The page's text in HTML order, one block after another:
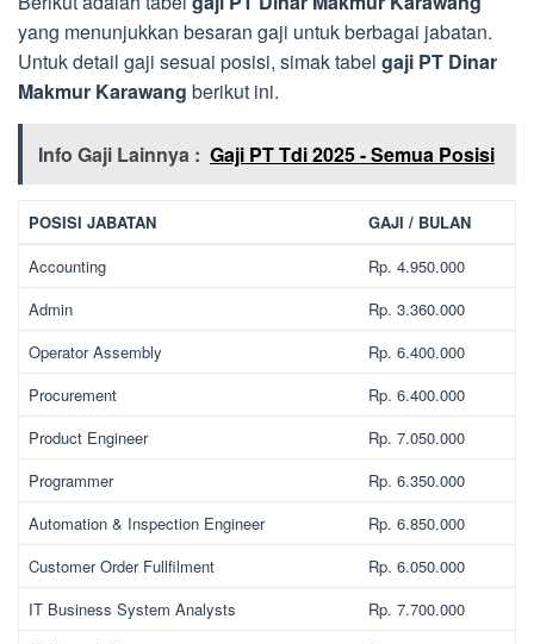
yang menunjukkan besaran gaji untuk berbagai jabatan.
Untuk detail gaji sesuai posisi, simak tabel gaji PT Dinar
Makmur Karawang berikut ini.
Info Gaji Lainnya : Gaji PT Tdi 2025 - Semua Posisi
POSISI JABATAN
GAJI / BULAN
Accounting
Rp. 4.950.000
Admin
Rp. 3.360.000
Operator Assembly
Rp. 6.400.000
Procurement
Rp. 6.400.000
Product Engineer
Rp. 7.050.000
Programmer
Rp. 6.350.000
Automation & Inspection Engineer
Rp. 6.850.000
Customer Order Fullfilment
Rp. 6.050.000
IT Business System Analysts
Rp. 7.700.000